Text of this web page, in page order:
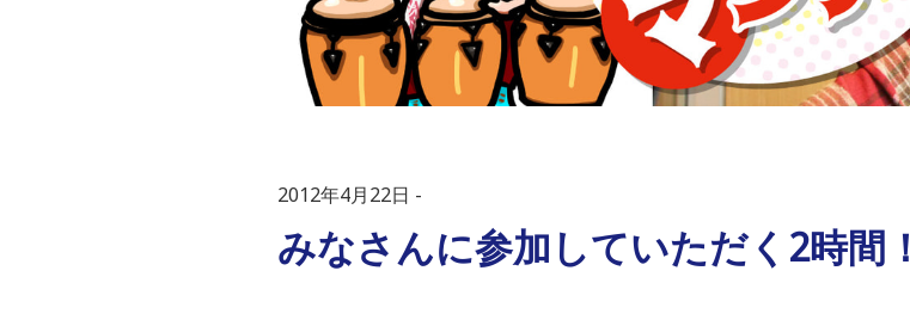
2012年4月22日
みなさんに参加していただく2時間！